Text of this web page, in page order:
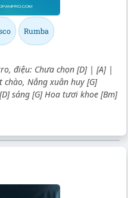
Rumba
điệu: Chưa chọn [D] | [A] |
chào, Nắng xuân huy [G]
sáng [G] Hoa tươi khoe [Bm]